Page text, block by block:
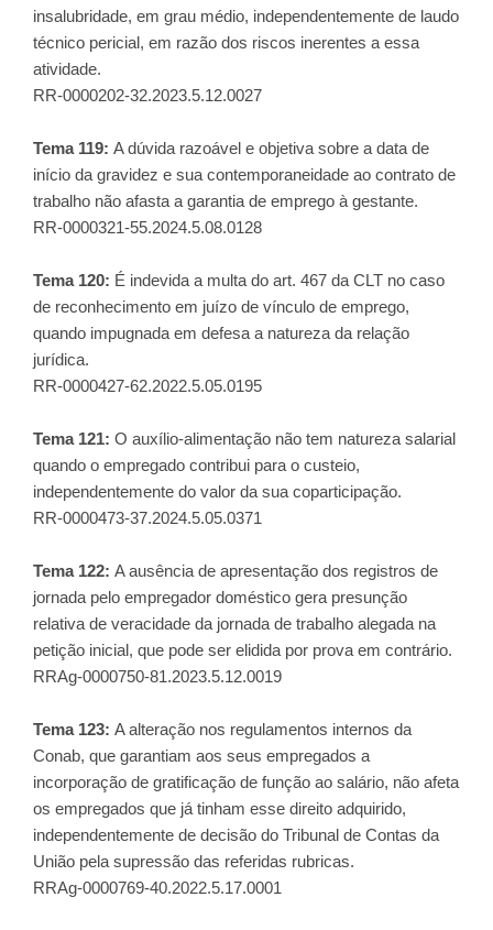
insalubridade, em grau médio, independentemente de laudo
técnico pericial, em razão dos riscos inerentes a essa
atividade.
RR-0000202-32.2023.5.12.0027
Tema 119: A dúvida razoável e objetiva sobre a data de
início da gravidez e sua contemporaneidade ao contrato de
trabalho não afasta a garantia de emprego à gestante.
RR-0000321-55.2024.5.08.0128
Tema 120: É indevida a multa do art. 467 da CLT no caso
de reconhecimento em juízo de vínculo de emprego,
quando impugnada em defesa a natureza da relação
jurídica.
RR-0000427-62.2022.5.05.0195
Tema 121: O auxílio-alimentação não tem natureza salarial
quando o empregado contribui para o custeio,
independentemente do valor da sua coparticipação.
RR-0000473-37.2024.5.05.0371
Tema 122: A ausência de apresentação dos registros de
jornada pelo empregador doméstico gera presunção
relativa de veracidade da jornada de trabalho alegada na
petição inicial, que pode ser elidida por prova em contrário.
RRAg-0000750-81.2023.5.12.0019
Tema 123: A alteração nos regulamentos internos da
Conab, que garantiam aos seus empregados a
incorporação de gratificação de função ao salário, não afeta
os empregados que já tinham esse direito adquirido,
independentemente de decisão do Tribunal de Contas da
União pela supressão das referidas rubricas.
RRAg-0000769-40.2022.5.17.0001